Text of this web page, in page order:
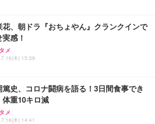
花、朝ドラ『おちょやん』クランクインで
感！
メ
木) 15:39
篤史、コロナ闘病を語る！3日間食事でき
体重10キロ減
メ
木) 14:41